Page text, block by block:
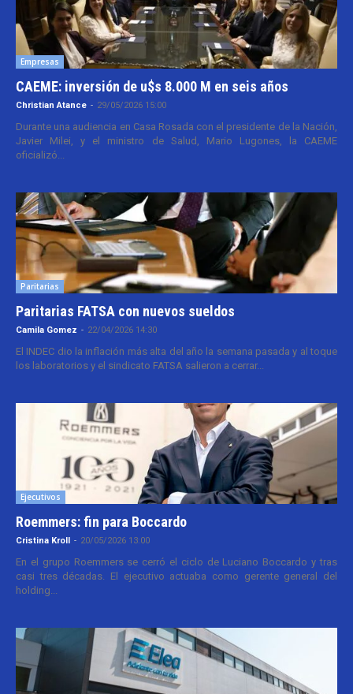
Empresas
CAEME: inversión de u$s 8.000 M en seis años
Christian Atance - 29/05/2026 15:00
Durante una audiencia en Casa Rosada con el presidente de la Nación,
Javier Milei, y el ministro de Salud, Mario Lugones, la CAEME
oficializó...
Paritarias
Paritarias FATSA con nuevos sueldos
Camila Gomez - 22/04/2026 14:30
El INDEC dio la inflación más alta del año la semana pasada y al toque
los laboratorios y el sindicato FATSA salieron a cerrar...
Ejecutivos
Roemmers: fin para Boccardo
Cristina Kroll - 20/05/2026 13:00
En el grupo Roemmers se cerró el ciclo de Luciano Boccardo y tras
casi tres décadas. El ejecutivo actuaba como gerente general del
holding...